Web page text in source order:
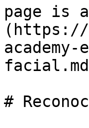
page is
(https://
#